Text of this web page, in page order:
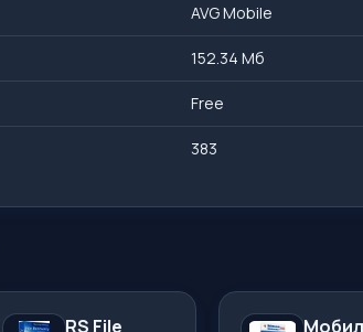
AVG Mobile
152.34 Мб
Free
383
RS File